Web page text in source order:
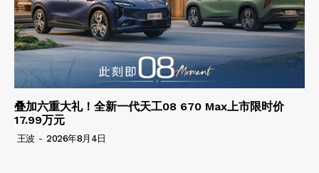
叠加六重大礼！全新一代天工08 670 Max上市限时价
17.99万元
王波 - 2026年8月4日